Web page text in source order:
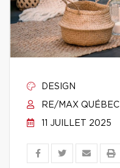
DESIGN
RE/MAX QUÉBEC
11 JUILLET 2025